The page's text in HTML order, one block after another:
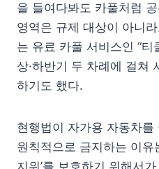
을 들여다봐도 카풀처럼
영역은 규제 대상이 아니
는 유료 카풀 서비스인 “
상·하반기 두 차례에 걸쳐
하기도 했다.
현행법이 자가용 자동차
원칙적으로 금지하는 이유